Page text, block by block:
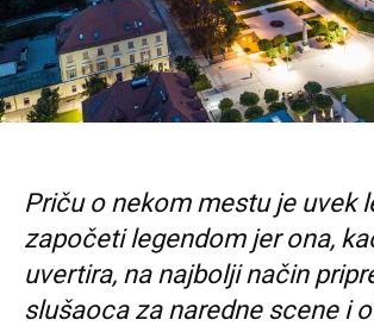
Priču o nekom mestu je uvek
započeti legendom jer ona,
uvertira, na najbolji način
slušaoca za naredne scene i